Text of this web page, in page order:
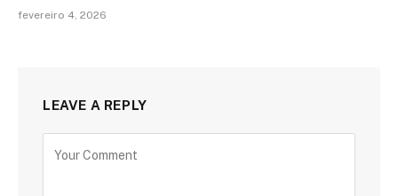
fevereiro 4, 2026
LEAVE A REPLY